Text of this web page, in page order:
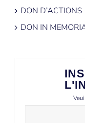
DON D’ACTIONS
DON IN